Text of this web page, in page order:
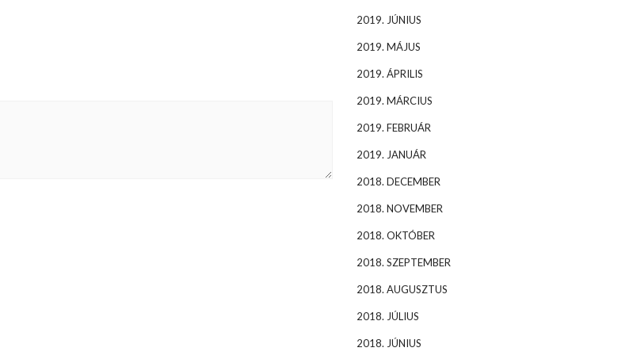
2019. JÚNIUS
2019. MÁJUS
2019. ÁPRILIS
2019. MÁRCIUS
2019. FEBRUÁR
2019. JANUÁR
2018. DECEMBER
2018. NOVEMBER
2018. OKTÓBER
2018. SZEPTEMBER
2018. AUGUSZTUS
2018. JÚLIUS
2018. JÚNIUS